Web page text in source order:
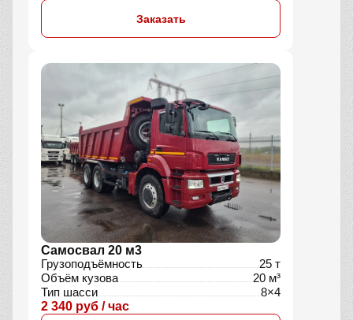
Заказать
Самосвал 20 м3
Грузоподъёмность
25 т
Объём кузова
20 м³
Тип шасси
8×4
2 340 руб / час